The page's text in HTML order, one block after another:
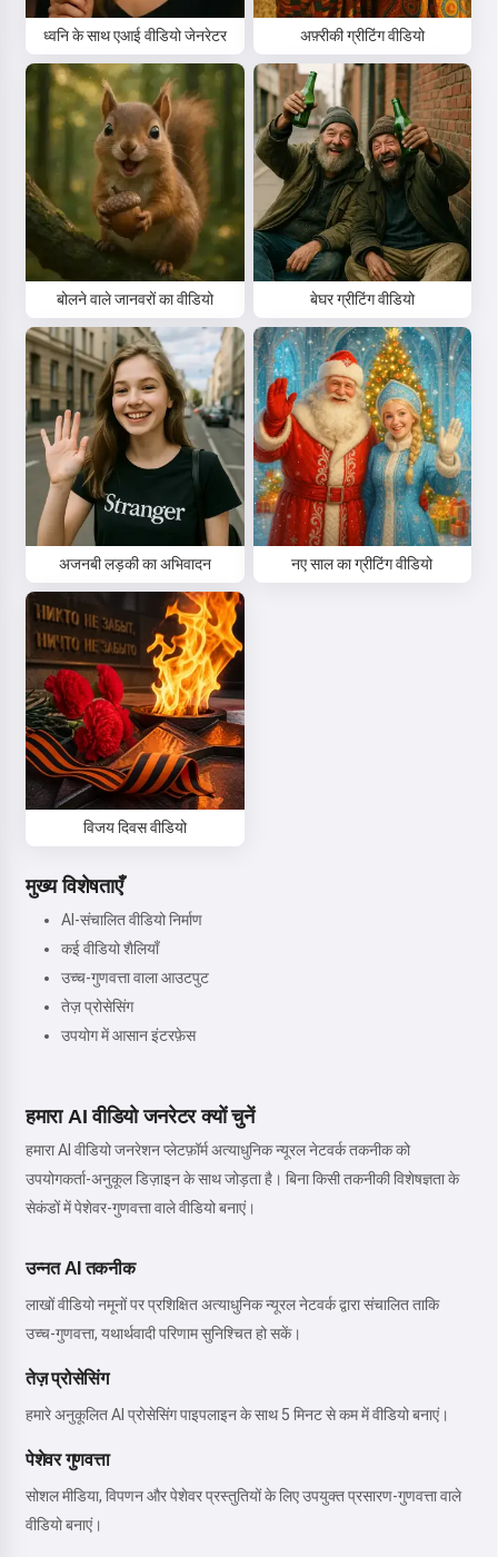
ध्वनि के साथ एआई वीडियो जेनरेटर अफ़्रीकी ग्रीटिंग वीडियो
बोलने वाले जानवरों का वीडियो बेघर ग्रीटिंग वीडियो
अजनबी लड़की का अभिवादन नए साल का ग्रीटिंग वीडियो
विजय दिवस वीडियो
मुख्य विशेषताएँ
AI-संचालित वीडियो निर्माण
कई वीडियो शैलियाँ
उच्च-गुणवत्ता वाला आउटपुट
तेज़ प्रोसेसिंग
उपयोग में आसान इंटरफ़ेस
हमारा AI वीडियो जनरेटर क्यों चुनें
हमारा AI वीडियो जनरेशन प्लेटफ़ॉर्म अत्याधुनिक न्यूरल नेटवर्क तकनीक को
उपयोगकर्ता-अनुकूल डिज़ाइन के साथ जोड़ता है। बिना किसी तकनीकी विशेषज्ञता के
सेकंडों में पेशेवर-गुणवत्ता वाले वीडियो बनाएं।
उन्नत AI तकनीक
लाखों वीडियो नमूनों पर प्रशिक्षित अत्याधुनिक न्यूरल नेटवर्क द्वारा संचालित ताकि
उच्च-गुणवत्ता, यथार्थवादी परिणाम सुनिश्चित हो सकें।
तेज़ प्रोसेसिंग
हमारे अनुकूलित AI प्रोसेसिंग पाइपलाइन के साथ 5 मिनट से कम में वीडियो बनाएं।
पेशेवर गुणवत्ता
सोशल मीडिया, विपणन और पेशेवर प्रस्तुतियों के लिए उपयुक्त प्रसारण-गुणवत्ता वाले
वीडियो बनाएं।